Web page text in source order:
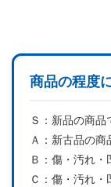
商品の程度
Ｓ： 新品の商品
Ａ： 新古品の商
Ｂ： 傷・汚れ・
Ｃ： 傷・汚れ・